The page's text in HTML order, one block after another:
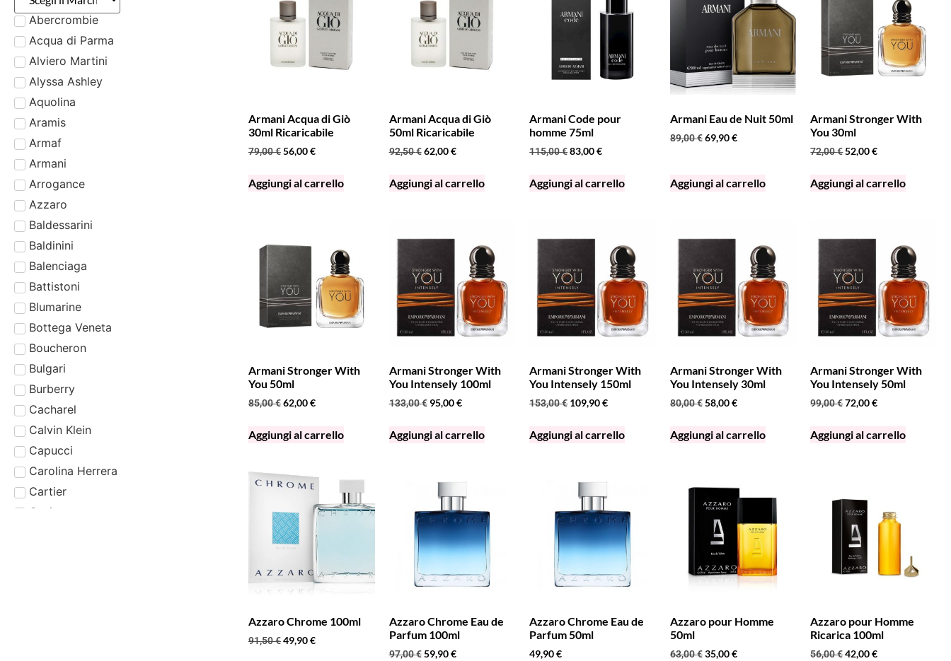
Abercrombie
Acqua di Parma
Alviero Martini
Alyssa Ashley
Aquolina
Aramis
Armaf
Armani
Arrogance
Azzaro
Baldessarini
Baldinini
Balenciaga
Battistoni
Blumarine
Bottega Veneta
Boucheron
Bulgari
Burberry
Cacharel
Calvin Klein
Capucci
Carolina Herrera
Cartier
Casio
Armani Acqua di Giò
30ml Ricaricabile
79,00€56,00€
Aggiungi al carrello
Armani Acqua di Giò
50ml Ricaricabile
92,50€ 62,00€
Aggiungi al carrello
Armani Code pour
homme 75ml
115,00€83,00€
Aggiungi al carrello
Armani Eau de Nuit 50ml
89,00€ 69,90€
Aggiungi al carrello
Armani Stronger With
You 30ml
72,00€52,00€
Aggiungi al carrello
Armani Stronger With
You 50ml
85,00€62,00€
Aggiungi al carrello
Armani Stronger With
You Intensely 100ml
133,00€ 95,00€
Aggiungi al carrello
Armani Stronger With
You Intensely 150ml
153,00€ 109,90€
Aggiungi al carrello
Armani Stronger With
You Intensely 30ml
80,00€ 58,00€
Aggiungi al carrello
Armani Stronger With
You Intensely 50ml
99,00€72,00€
Aggiungi al carrello
Azzaro Chrome 100ml
91,50€49,90€
Azzaro Chrome Eau de
Parfum 100ml
97,00€ 59,90€
Azzaro Chrome Eau de
Parfum 50ml
49,90€
Azzaro pour Homme
50ml
63,00€ 35,00€
Azzaro pour Homme
Ricarica 100ml
56,00€42,00€